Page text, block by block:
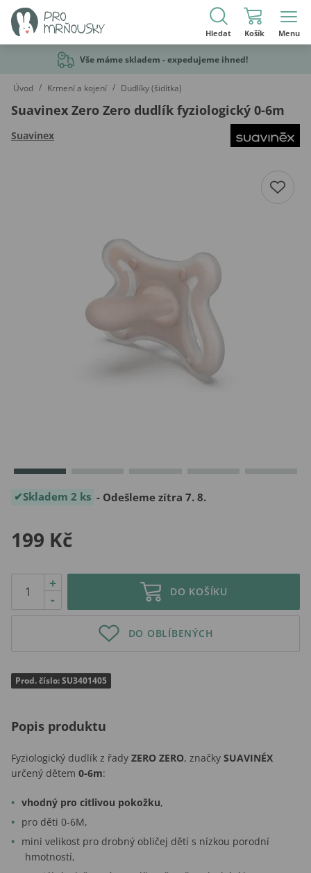
Hledat Košík Menu
Vše máme skladem - expedujeme ihned!
Úvod / Krmení a kojení / Dudlíky (šidítka)
Suavinex Zero Zero dudlík fyziologický 0-6m
Suavinex
Skladem 2 ks - Odešleme zítra 7. 8.
199 Kč
-
+
DO KOŠÍKU
DO OBLÍBENÝCH
Prod. číslo: SU3401405
Popis produktu
Fyziologický dudlík z řady ZERO ZERO, značky SUAVINÉX
určený dětem 0-6m:
vhodný pro citlivou pokožku,
pro děti 0-6M,
mini velikost pro drobný obličej dětí s nízkou porodní
hmotností,